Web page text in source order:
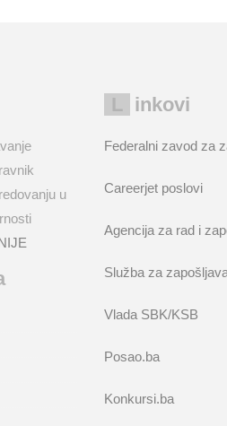
u
Linkovi
Federalni zavod za
Careerjet poslovi
Agencija za rad i
Služba za
Vlada SBK/KSB
Posao.ba
Konkursi.ba